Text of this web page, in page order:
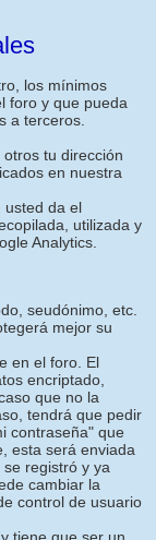
los mínimos
foro y que pueda
a terceros.
tu dirección
en nuestra
usted da el
utilizada y
Analytics.
seudónimo, etc.
mejor su
en el foro. El
encriptado,
que no la
tendrá que pedir
contraseña" que
esta será enviada
registró y ya
cambiar la
control de usuario